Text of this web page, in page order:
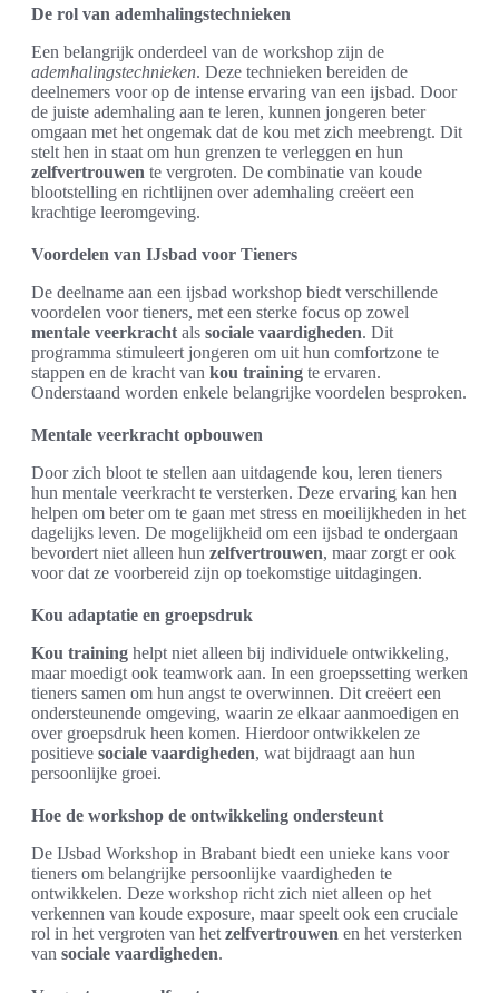
De rol van ademhalingstechnieken
Een belangrijk onderdeel van de workshop zijn de
ademhalingstechnieken. Deze technieken bereiden de
deelnemers voor op de intense ervaring van een ijsbad. Door
de juiste ademhaling aan te leren, kunnen jongeren beter
omgaan met het ongemak dat de kou met zich meebrengt. Dit
stelt hen in staat om hun grenzen te verleggen en hun
zelfvertrouwen te vergroten. De combinatie van koude
blootstelling en richtlijnen over ademhaling creëert een
krachtige leeromgeving.
Voordelen van IJsbad voor Tieners
De deelname aan een ijsbad workshop biedt verschillende
voordelen voor tieners, met een sterke focus op zowel
mentale veerkracht als sociale vaardigheden. Dit
programma stimuleert jongeren om uit hun comfortzone te
stappen en de kracht van kou training te ervaren.
Onderstaand worden enkele belangrijke voordelen besproken.
Mentale veerkracht opbouwen
Door zich bloot te stellen aan uitdagende kou, leren tieners
hun mentale veerkracht te versterken. Deze ervaring kan hen
helpen om beter om te gaan met stress en moeilijkheden in het
dagelijks leven. De mogelijkheid om een ijsbad te ondergaan
bevordert niet alleen hun zelfvertrouwen, maar zorgt er ook
voor dat ze voorbereid zijn op toekomstige uitdagingen.
Kou adaptatie en groepsdruk
Kou training helpt niet alleen bij individuele ontwikkeling,
maar moedigt ook teamwork aan. In een groepssetting werken
tieners samen om hun angst te overwinnen. Dit creëert een
ondersteunende omgeving, waarin ze elkaar aanmoedigen en
over groepsdruk heen komen. Hierdoor ontwikkelen ze
positieve sociale vaardigheden, wat bijdraagt aan hun
persoonlijke groei.
Hoe de workshop de ontwikkeling ondersteunt
De IJsbad Workshop in Brabant biedt een unieke kans voor
tieners om belangrijke persoonlijke vaardigheden te
ontwikkelen. Deze workshop richt zich niet alleen op het
verkennen van koude exposure, maar speelt ook een cruciale
rol in het vergroten van het zelfvertrouwen en het versterken
van sociale vaardigheden.